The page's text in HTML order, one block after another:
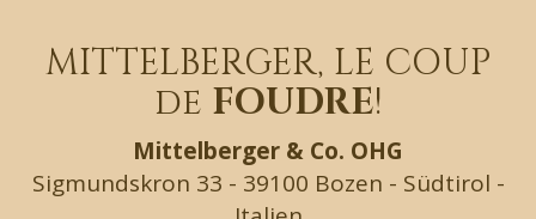
MITTELBERGER, LE COUP
de FOUDRE!
Mittelberger & Co. OHG
Sigmundskron 33 - 39100 Bozen - Südtirol -